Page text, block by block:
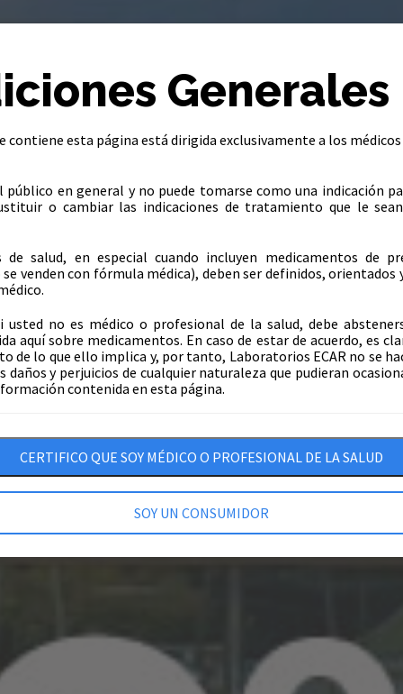
Generales
contiene esta página está dirigida exclusivamente a los
público en general y no puede tomarse como una indicación
o cambiar las indicaciones de tratamiento que le
salud, en especial cuando incluyen medicamentos de
venden con fórmula médica), deben ser definidos, orientados
usted no es médico o profesional de la salud, debe
aquí sobre medicamentos. En caso de estar de acuerdo, es
de lo que ello implica y, por tanto, Laboratorios ECAR no se
daños y perjuicios de cualquier naturaleza que pudieran
contenida en esta página.
CERTIFICO QUE SOY MÉDICO O PROFESIONAL DE LA SALUD
SOY UN CONSUMIDOR